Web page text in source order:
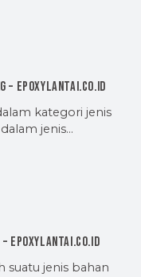
– EpoxyLantai.co.id
kategori jenis
jenis…
EpoxyLantai.co.id
suatu jenis bahan